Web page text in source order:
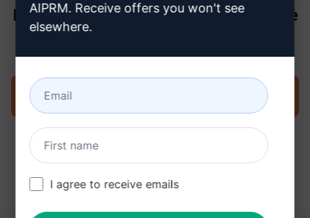
Étape 3 : Utiliser l'invite dans votre
Essayez l'invite maintenant sur ChatGPT
AIPRM. Receive offers you won't see
elsewhere.
I agree to receive emails